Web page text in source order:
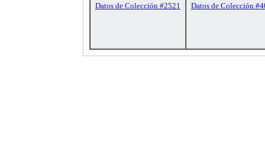
Datos de Colección #2521
Datos de Colección